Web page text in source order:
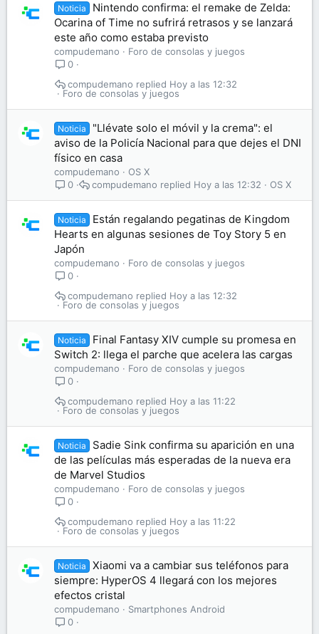
Noticia
Nintendo confirma: el remake de Zelda:
Ocarina of Time no sufrirá retrasos y se lanzará
este año como estaba previsto
compudemano
Foro de consolas y juegos
0
Foro de consolas y juegos
Hoy a las 12:32
compudemano
Noticia
"Llévate solo el móvil y la crema": el
aviso de la Policía Nacional para que dejes el DNI
físico en casa
compudemano
OS X
0
OS X
Hoy a las 12:32
compudemano
Noticia
Están regalando pegatinas de Kingdom
Hearts en algunas sesiones de Toy Story 5 en
Japón
compudemano
Foro de consolas y juegos
0
Foro de consolas y juegos
Hoy a las 12:32
compudemano
Noticia
Final Fantasy XIV cumple su promesa en
Switch 2: llega el parche que acelera las cargas
compudemano
Foro de consolas y juegos
0
Foro de consolas y juegos
Hoy a las 11:22
compudemano
Noticia
Sadie Sink confirma su aparición en una
de las películas más esperadas de la nueva era
de Marvel Studios
compudemano
Foro de consolas y juegos
0
Foro de consolas y juegos
Hoy a las 11:22
compudemano
Noticia
Xiaomi va a cambiar sus teléfonos para
siempre: HyperOS 4 llegará con los mejores
efectos cristal
compudemano
Smartphones Android
0